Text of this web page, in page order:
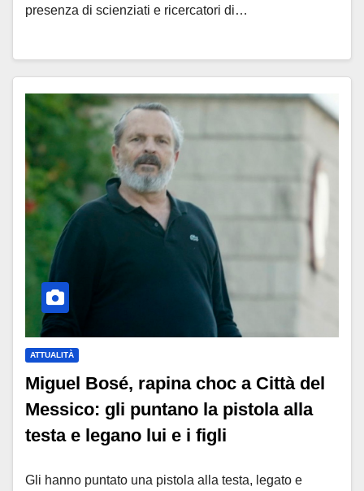
presenza di scienziati e ricercatori di…
ATTUALITÀ
Miguel Bosé, rapina choc a Città del
Messico: gli puntano la pistola alla
testa e legano lui e i figli
Gli hanno puntato una pistola alla testa, legato e